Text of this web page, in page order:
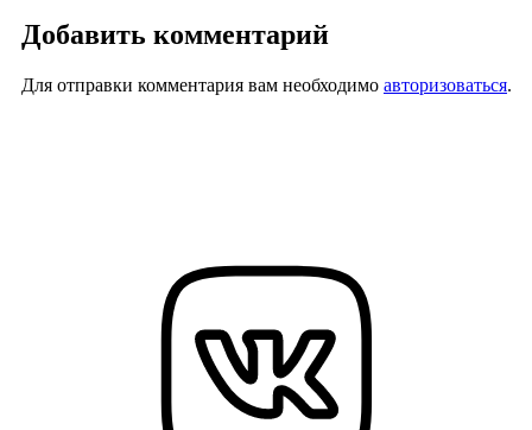
Добавить комментарий
Для отправки комментария вам необходимо авторизоваться.